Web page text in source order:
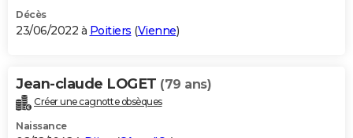
Décès
23/06/2022 à Poitiers (Vienne)
Jean-claude LOGET (79 ans)
Créer une cagnotte obsèques
Naissance